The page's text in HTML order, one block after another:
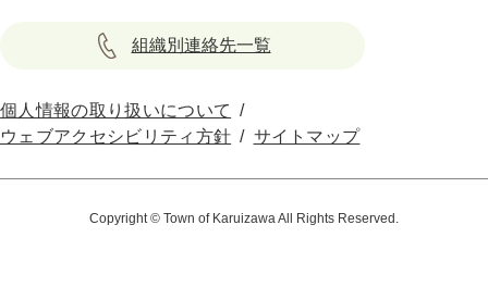
組織別連絡先一覧
個人情報の取り扱いについて
ウェブアクセシビリティ方針
サイトマップ
Copyright © Town of Karuizawa All Rights Reserved.